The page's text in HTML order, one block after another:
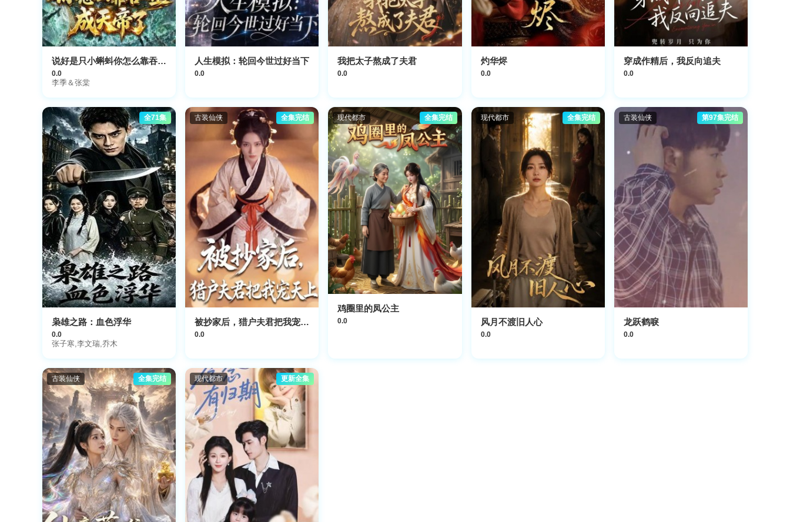
说好是只小蝌蚪你怎么靠吞噬成天帝了
0.0
李季＆张棠
人生模拟：轮回今世过好当下
0.0
我把太子熬成了夫君
0.0
灼华烬
0.0
穿成作精后，我反向追夫
0.0
全71集
枭雄之路：血色浮华
0.0
张子寒,李文瑞,乔木
古装仙侠 全集完结
被抄家后，猎户夫君把我宠上天
0.0
现代都市 全集完结
鸡圈里的凤公主
0.0
现代都市 全集完结
风月不渡旧人心
0.0
古装仙侠 第97集完结
龙跃鹤唳
0.0
古装仙侠 全集完结 现代都市 更新全集